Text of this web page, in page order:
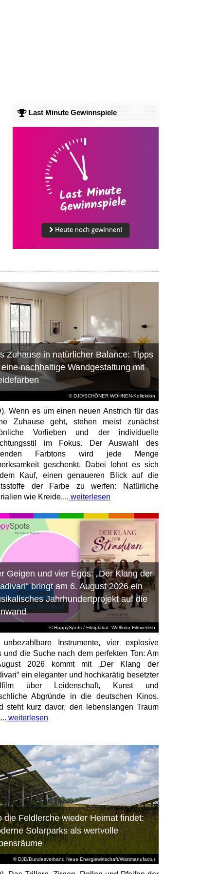
Last Minute Gewinnspiele
© DJD/SCHÖNER WOHNEN-Kollektion
Zuhause in natürlicher Balance: Tipps
nachhaltige Wandgestaltung mit
Wenn es um einen neuen Anstrich für das
Zuhause geht, stehen meist zunächst
Vorlieben und der individuelle
im Fokus. Der Auswahl des
Farbtons wird jede Menge
geschenkt. Dabei lohnt es sich
Kauf, einen genaueren Blick auf die
der Farbe zu werfen: Natürliche
wie Kreide,... weiterlesen
© HappySpots / Filmplakat: Weltkino Filmverleih
Geigen und vier Egos: „Der Klang der
bringt am 6. August 2026 ein
Jahrhundertprojekt auf die
Instrumente, vier explosive
und die Suche nach dem perfekten Ton: Am
2026 kommt mit „Der Klang der
ein eleganter und hochkarätig besetzter
über Leidenschaft, Kunst und
Abgründe in die deutschen Kinos.
steht kurz davor, den lebenslangen Traum
weiterlesen
© DJD/Bundesverband Neue Energiewirtschaft/Wattmanufactur
die Feldlerche wieder Heimat findet:
Solarparks als wertvolle